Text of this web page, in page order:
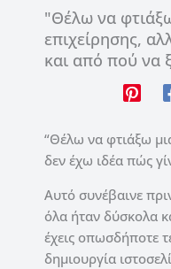
"Θέλω να
επιχείρησης,
και από πού να
“Θέλω να φτιάξω
δεν έχω ιδέα πώς
Αυτό συνέβαινε
όλα ήταν δύσκολα
έχεις οπωσδήποτε
δημιουργία